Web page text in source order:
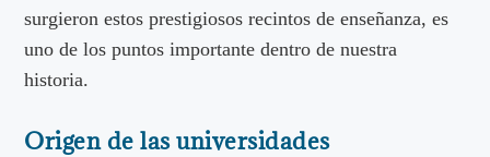
surgieron estos prestigiosos recintos de enseñanza, es
uno de los puntos importante dentro de nuestra
historia.
Origen de las universidades